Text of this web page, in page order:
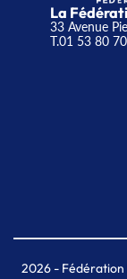
La
33 Avenue
T.01 53 80
2026- Fédération